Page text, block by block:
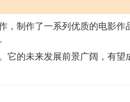
，制作了一系列优质的电影作
它的未来发展前景广阔，有望